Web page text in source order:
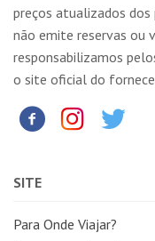
preços atualizados dos
não emite reservas ou
responsabilizamos
o site oficial do
SITE
Para Onde Viajar?